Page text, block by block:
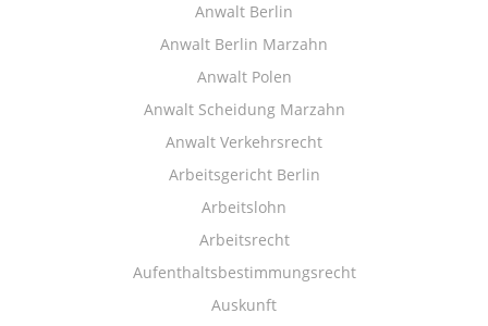
Anwalt Berlin
Anwalt Berlin Marzahn
Anwalt Polen
Anwalt Scheidung Marzahn
Anwalt Verkehrsrecht
Arbeitsgericht Berlin
Arbeitslohn
Arbeitsrecht
Aufenthaltsbestimmungsrecht
Auskunft